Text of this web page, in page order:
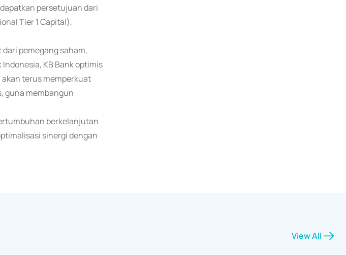
persetujuan dari
Tier 1 Capital),
pemegang saham,
KB Bank optimis
akan terus memperkuat
guna membangun
berkelanjutan
sinergi dengan
View All